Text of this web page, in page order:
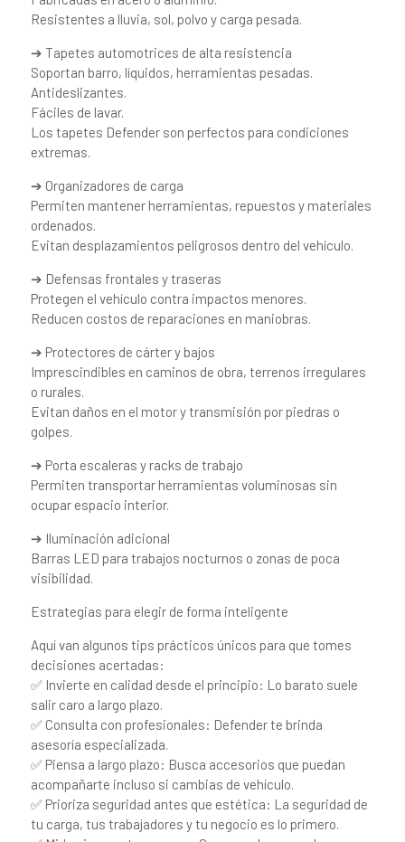
Resistentes a lluvia, sol, polvo y carga pesada.
➔ Tapetes automotrices de alta resistencia
Soportan barro, líquidos, herramientas pesadas.
Antideslizantes.
Fáciles de lavar.
Los tapetes Defender son perfectos para condiciones
extremas.
➔ Organizadores de carga
Permiten mantener herramientas, repuestos y materiales
ordenados.
Evitan desplazamientos peligrosos dentro del vehículo.
➔ Defensas frontales y traseras
Protegen el vehículo contra impactos menores.
Reducen costos de reparaciones en maniobras.
➔ Protectores de cárter y bajos
Imprescindibles en caminos de obra, terrenos irregulares
o rurales.
Evitan daños en el motor y transmisión por piedras o
golpes.
➔ Porta escaleras y racks de trabajo
Permiten transportar herramientas voluminosas sin
ocupar espacio interior.
➔ Iluminación adicional
Barras LED para trabajos nocturnos o zonas de poca
visibilidad.
Estrategias para elegir de forma inteligente
Aquí van algunos tips prácticos únicos para que tomes
decisiones acertadas:
✅ Invierte en calidad desde el principio: Lo barato suele
salir caro a largo plazo.
✅ Consulta con profesionales: Defender te brinda
asesoría especializada.
✅ Piensa a largo plazo: Busca accesorios que puedan
acompañarte incluso si cambias de vehículo.
✅ Prioriza seguridad antes que estética: La seguridad de
tu carga, tus trabajadores y tu negocio es lo primero.